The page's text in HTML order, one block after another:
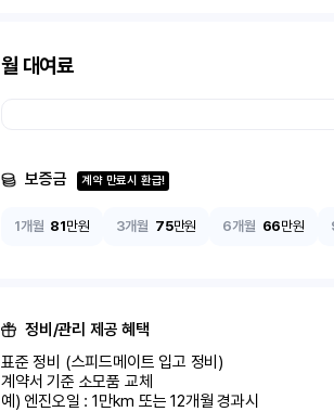
월 대여료
보증금 계약 만료시 환급!
1개월 81만원 3개월 75만원 6개월 66만원
정비/관리 제공 혜택
표준 정비 (스피드메이트 입고 정비)
계약서 기준 소모품 교체
예) 엔진오일 : 1만km 또는 12개월 경과시